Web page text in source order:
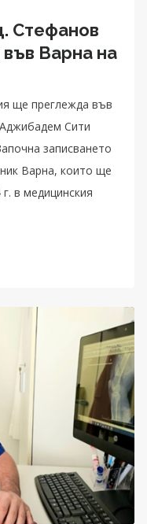
Стефанов
Варна на
ще преглежда във
Сити
записването
Варна, които ще
в медицинския